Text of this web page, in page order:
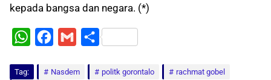
kepada bangsa dan negara. (*)
W
c
a
S
a
Tag: Nasdem politk gorontalo
rachmat gobel